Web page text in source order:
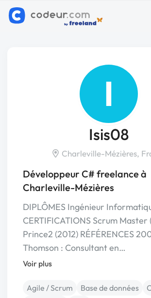
I
Isis08
Charleville-Mézières,
Développeur C# freelance à
Charleville-Mézières
DIPLÔMES Ingénieur
CERTIFICATIONS Scrum Master
Prince2 (2012) RÉFÉRENCES
Thomson : Consultant en…
Voir plus
Agile / Scrum Base de données